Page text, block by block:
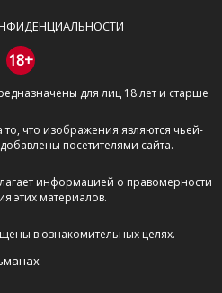
и высказывания,
расовой,
религиозной розни —
они кстати
поверьте.
с других сайтов, нам
мнение.
все комментарии
модерации, поэтому ваш
сайте с некоторым
18+
для лиц 18 лет и старше
что изображения являются чьей-
посетителями сайта.
информацией о правомерности
этих материалов.
в ознакомительных целях.